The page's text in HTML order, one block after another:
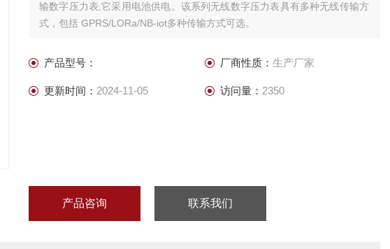
输数字压力表,它采用电池供电。该系列无线数字压力表具有多种无线传输方
式，包括 GPRS/LORa/NB-iot多种传输方式可选。
产品型号： 厂商性质： 生产厂家
更新时间： 2024-11-05 访问量： 2350
产品咨询 联系我们